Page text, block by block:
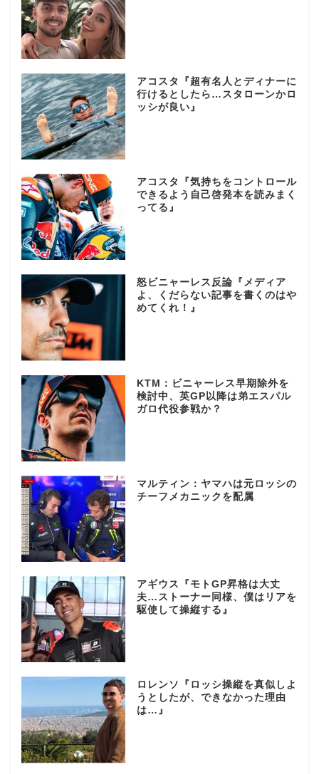
アコスタ『超有名人とディナーに
行けるとしたら…スタローンかロ
ッシが良い』
アコスタ『気持ちをコントロール
できるよう自己啓発本を読みまく
ってる』
怒ビニャーレス反論『メディア
よ、くだらない記事を書くのはや
めてくれ！』
KTM：ビニャーレス早期除外を
検討中、英GP以降は弟エスパル
ガロ代役参戦か？
マルティン：ヤマハは元ロッシの
チーフメカニックを配属
アギウス『モトGP昇格は大丈
夫…ストーナー同様、僕はリアを
駆使して操縦する』
ロレンソ『ロッシ操縦を真似しよ
うとしたが、できなかった理由
は…』